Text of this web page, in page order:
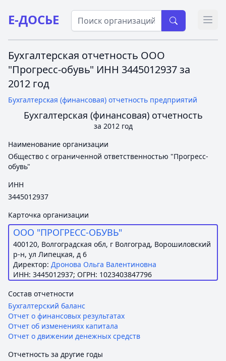
Е-ДОСЬЕ
Бухгалтерская отчетность ООО
"Прогресс-обувь" ИНН 3445012937 за
2012 год
Бухгалтерская (финансовая) отчетность предприятий
Бухгалтерская (финансовая) отчетность
за 2012 год
Наименование организации
Общество с ограниченной ответственностью "Прогресс-
обувь"
ИНН
3445012937
Карточка организации
ООО "ПРОГРЕСС-ОБУВЬ"
400120, Волгоградская обл, г Волгоград, Ворошиловский
р-н, ул Липецкая, д 6
Директор: Дронова Ольга Валентиновна
ИНН: 3445012937; ОГРН: 1023403847796
Состав отчетности
Бухгалтерский баланс
Отчет о финансовых результатах
Отчет об изменениях капитала
Отчет о движении денежных средств
Отчетность за другие годы